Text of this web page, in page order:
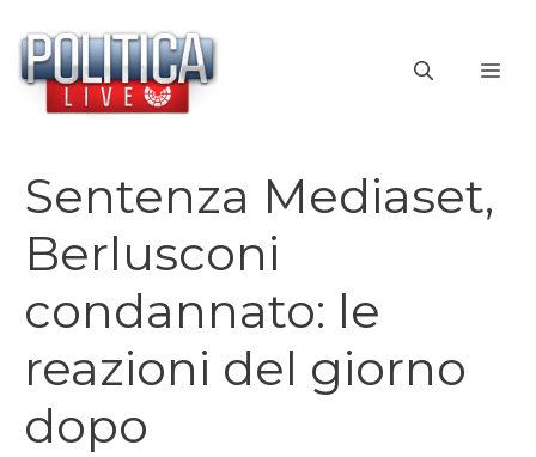
contenuto
Sentenza Mediaset,
Berlusconi
condannato: le
reazioni del giorno
dopo